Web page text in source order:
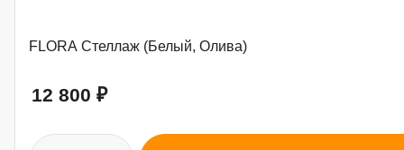
FLORA Стеллаж (Белый, Олива)
12 800 ₽